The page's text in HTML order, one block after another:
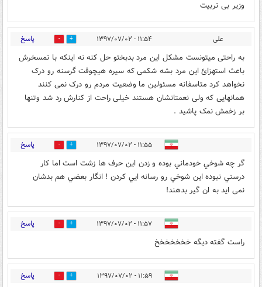
وزیر بی تربیت
علی ۱۱:۵۴ - ۱۳۹۷/۰۷/۰۲ 69 پاسخ
به راحتی میتونست مشکل این مرد بدبختو حل کنه نه اینکه با تمسخرش
باعث استهزائ این مرد بشه شکمی که سیره هیچوقت گرسنه رو درک
نخواهد کرد متاسفانه مسئولین ما وضعیت مردم رو درک نمی کنند
همانهایی که ولی نعمتانشان هستند خیلی راحت از کنارش رد شد وتنها
بر زخمش نمک پاشید .
۱۱:۵۵ - ۱۳۹۷/۰۷/۰۲ 11 پاسخ
گر چه شوخي خودماني بوده و زدن اين حرف ها زشت است اما كار
درستي نبوده اين شوخي رو رسانه ايي كردن ! انگار بعضي هم بدشان
نمى ايد به ان گير بدهند!
۱۱:۵۷ - ۱۳۹۷/۰۷/۰۲ 1 پاسخ
راست گفته دیگه خخخخخخخ
۱۱:۵۹ - ۱۳۹۷/۰۷/۰۲ 25 پاسخ